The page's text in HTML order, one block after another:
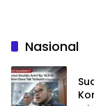
Nasional